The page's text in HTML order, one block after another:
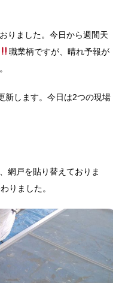
りました。今日から週間天
職業柄ですが、晴れ予報が
新します。今日は2つの現場
網戸を貼り替えておりま
りました。